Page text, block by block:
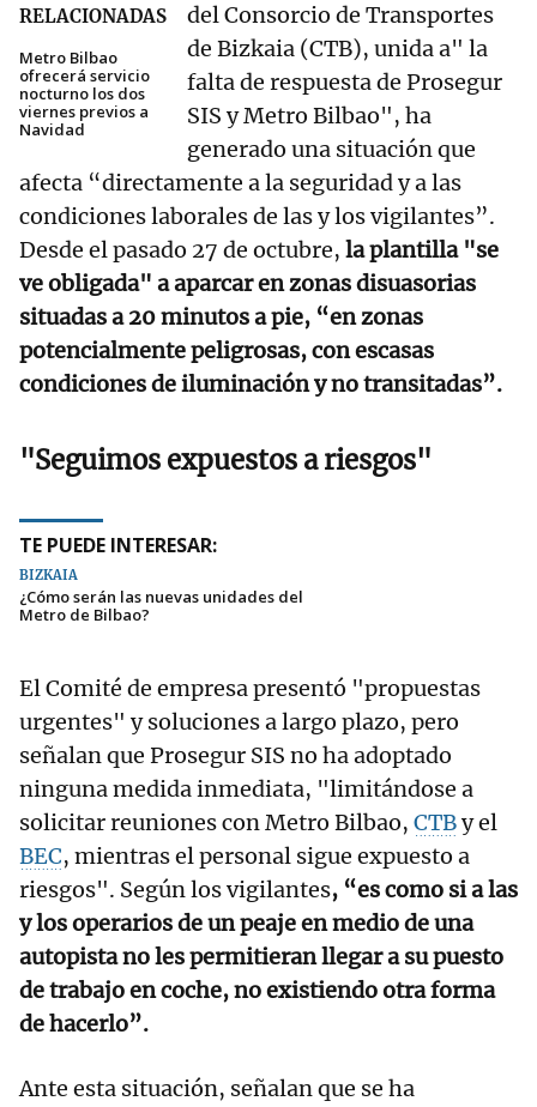
RELACIONADAS
Metro Bilbao
ofrecerá servicio
nocturno los dos
viernes previos a
Navidad
del Consorcio de Transportes
de Bizkaia (CTB), unida a" la
falta de respuesta de Prosegur
SIS y Metro Bilbao", ha
generado una situación que
afecta “directamente a la seguridad y a las
condiciones laborales de las y los vigilantes”.
Desde el pasado 27 de octubre, la plantilla "se
ve obligada" a aparcar en zonas disuasorias
situadas a 20 minutos a pie, “en zonas
potencialmente peligrosas, con escasas
condiciones de iluminación y no transitadas”.
"Seguimos expuestos a riesgos"
TE PUEDE INTERESAR:
BIZKAIA
¿Cómo serán las nuevas unidades del
Metro de Bilbao?
El Comité de empresa presentó "propuestas
urgentes" y soluciones a largo plazo, pero
señalan que Prosegur SIS no ha adoptado
ninguna medida inmediata, "limitándose a
solicitar reuniones con Metro Bilbao, CTBy el
BEC, mientras el personal sigue expuesto a
riesgos". Según los vigilantes, “es como si a las
y los operarios de un peaje en medio de una
autopista no les permitieran llegar a su puesto
de trabajo en coche, no existiendo otra forma
de hacerlo”.
Ante esta situación, señalan que se ha